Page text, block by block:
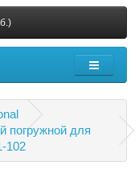
погружной для
102